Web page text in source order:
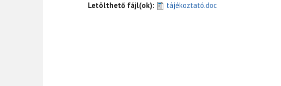
Letölthető fájl(ok): tájékoztató.doc